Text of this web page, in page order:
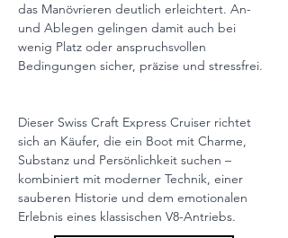
das Manövrieren deutlich erleichtert. An-
und Ablegen gelingen damit auch bei
wenig Platz oder anspruchsvollen
Bedingungen sicher, präzise und stressfrei.
Dieser Swiss Craft Express Cruiser richtet
sich an Käufer, die ein Boot mit Charme,
Substanz und Persönlichkeit suchen –
kombiniert mit moderner Technik, einer
sauberen Historie und dem emotionalen
Erlebnis eines klassischen V8-Antriebs.